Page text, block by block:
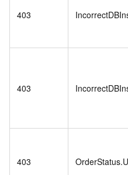
403
403
403